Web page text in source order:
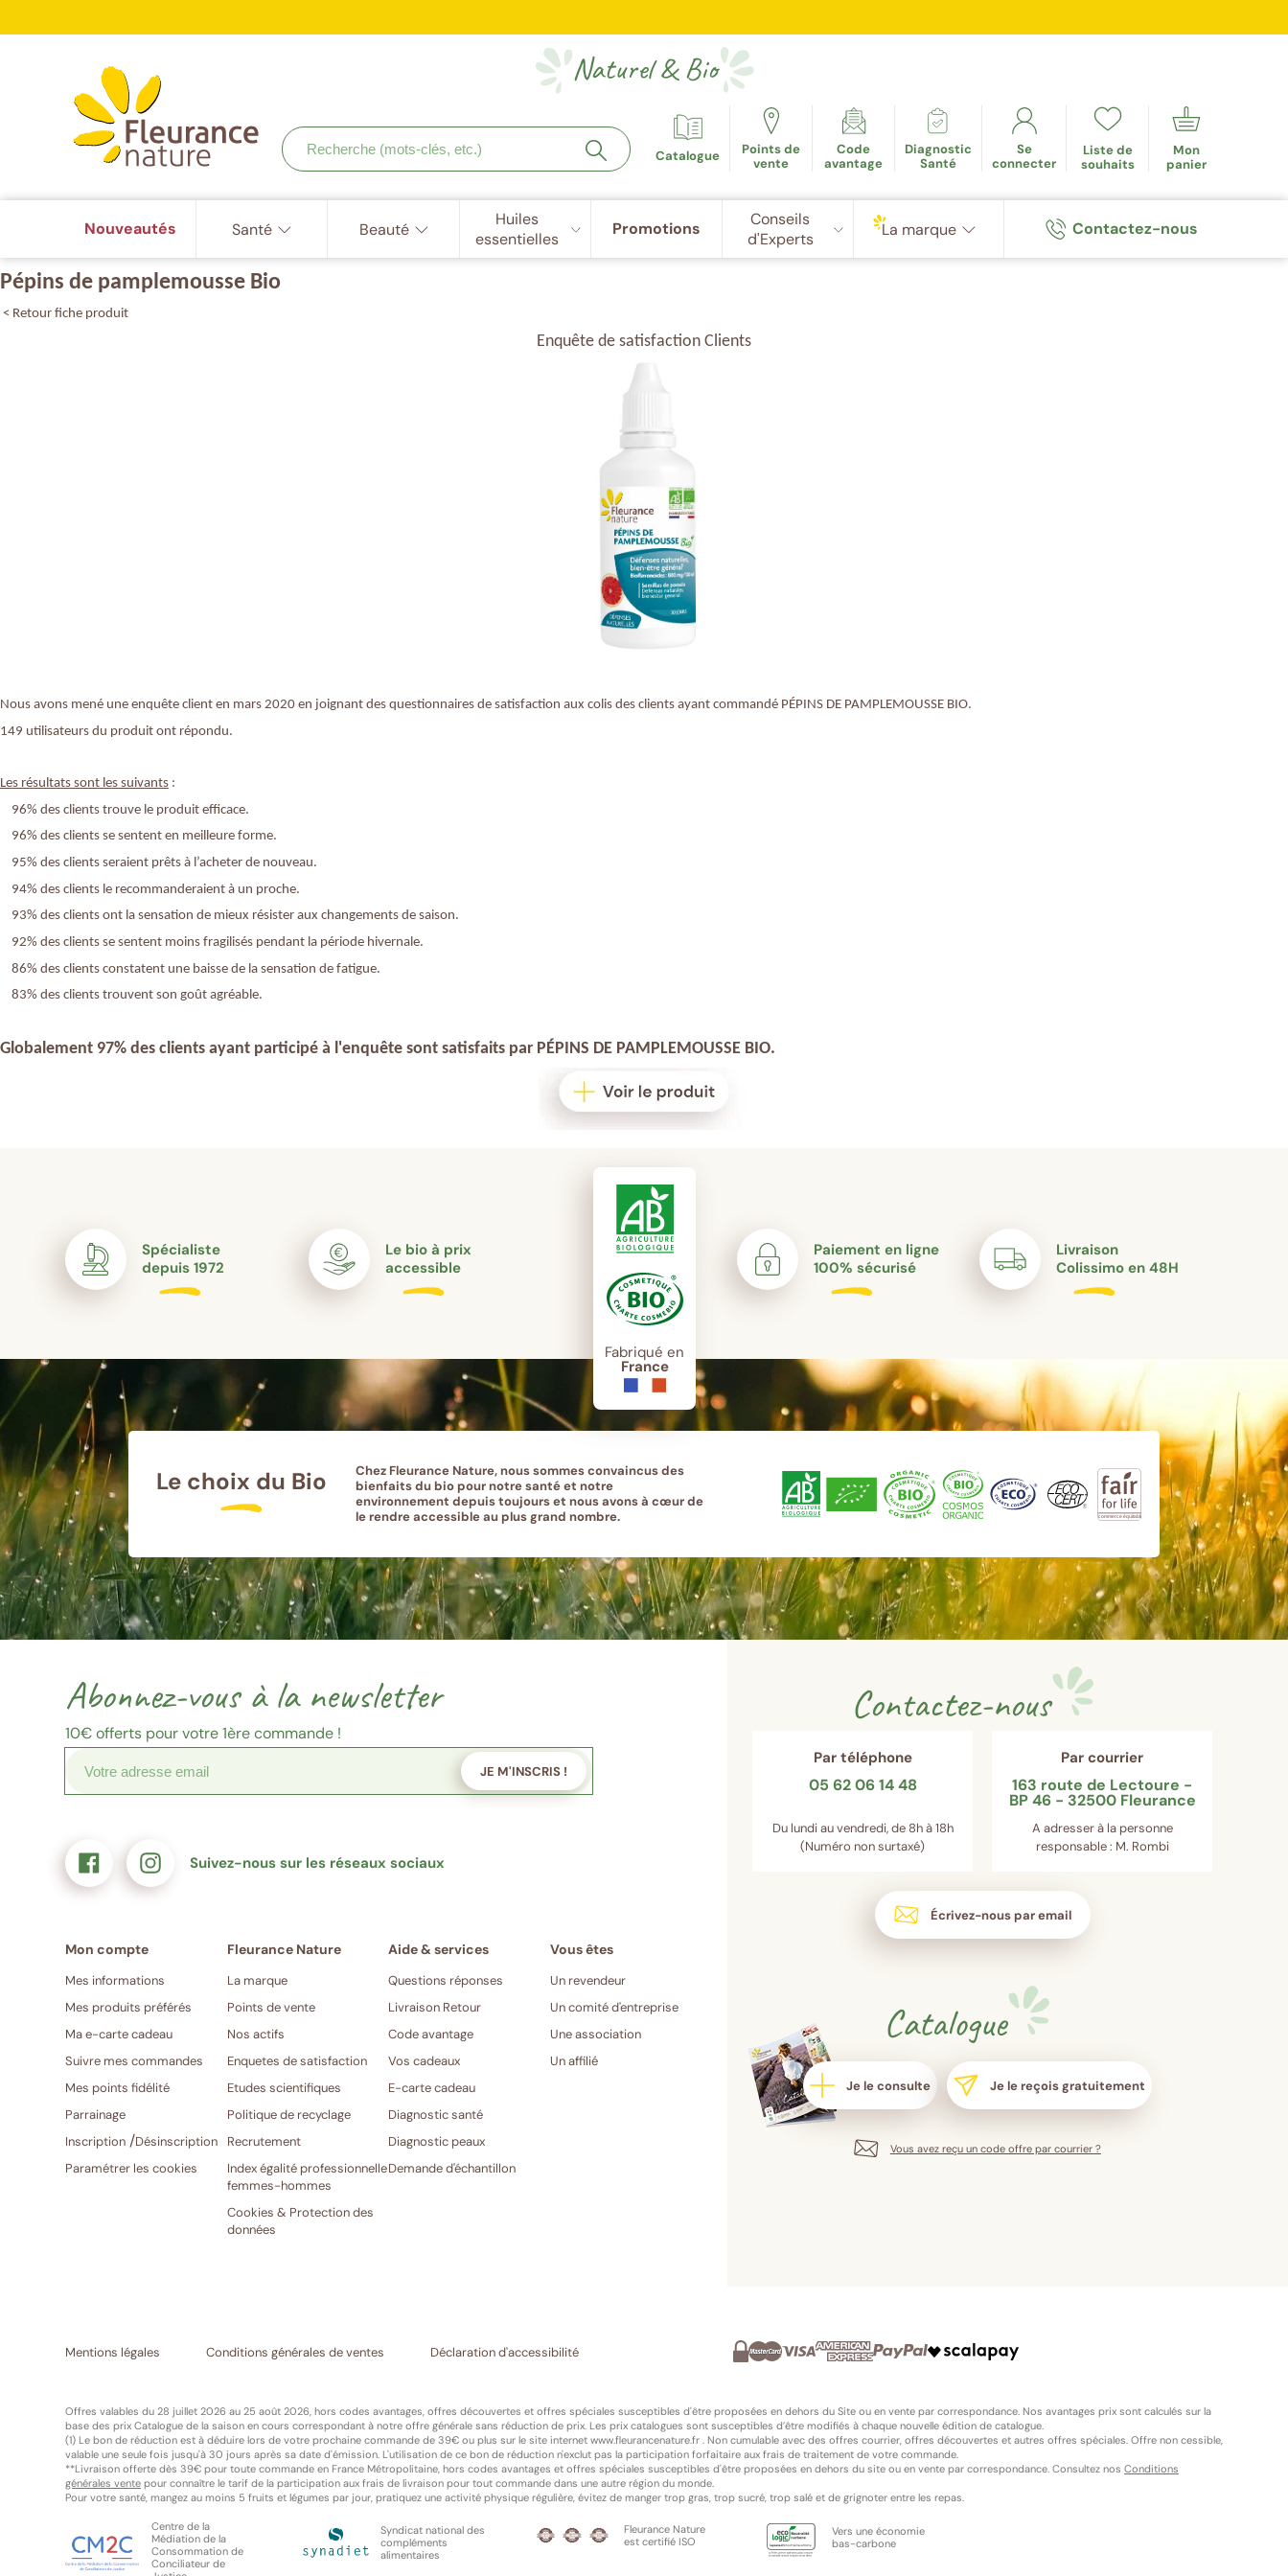
Naturel&Bio
Recherche
(mots-
clés, Catalogue
Points de
vente
Code
avantage
Diagnostic
Santé
Se
connecter
Liste de
souhaits
Mon
panier
Nouveautés Santé Beauté
Huiles
essentielles
Promotions
Conseils
d'Experts
La marque Contactez-nous
Pépins de pamplemousse Bio
< Retour fiche produit
Enquête de satisfaction Clients
Nous avons mené une enquête client en mars 2020 en joignant des questionnaires de satisfaction aux colis des clients ayant commandé PÉPINS DE PAMPLEMOUSSE BIO.
149 utilisateurs du produit ont répondu.
Les résultats sont les suivants :
96% des clients trouve le produit efficace.
96% des clients se sentent en meilleure forme.
95% des clients seraient prêts à l’acheter de nouveau.
94% des clients le recommanderaient à un proche.
93% des clients ont la sensation de mieux résister aux changements de saison.
92% des clients se sentent moins fragilisés pendant la période hivernale.
86% des clients constatent une baisse de la sensation de fatigue.
83% des clients trouvent son goût agréable.
Globalement 97% des clients ayant participé à l'enquête sont satisfaits par P ÉPINS DE PAMPLEMOUSSE BIO.
Fabriqué en
France
Spécialiste
depuis 1972
Le bio à prix
accessible
Paiement en ligne
100% sécurisé
Livraison
Colissimo en 48H
Le choix du Bio
Chez Fleurance Nature, nous sommes convaincus des
bienfaits du bio pour notre santé et notre
environnement depuis toujours et nous avons à cœur de
le rendre accessible au plus grand nombre.
Abonnez-vous à la newsletter
10€offerts pour votre 1ère commande !
exemple@gmail.com)
JE M'INSCRIS !
Suivez-nous sur les réseaux sociaux
Mes informations
Mes produits préférés
Ma e-carte cadeau
Suivre mes commandes
Mes points fidélité
Parrainage
Inscription /Désinscription
Paramétrer les cookies
La marque
Points de vente
Nos actifs
Enquetes de satisfaction
Etudes scientifiques
Politique de recyclage
Recrutement
Index égalité professionnelle
femmes-hommes
Cookies & Protection des
données
Questions réponses
Livraison Retour
Code avantage
Vos cadeaux
E-carte cadeau
Diagnostic santé
Diagnostic peaux
Demande d'échantillon
Un revendeur
Un comité d'entreprise
Une association
Un affilié
Contactez-nous
Par téléphone
05 62 06 14 48
Du lundi au vendredi, de 8h à 18h
(Numéro non surtaxé)
Par courrier
163 route de Lectoure -
BP 46 - 32500 Fleurance
A adresser à la personne
responsable : M. Rombi
Écrivez-nous par email
Catalogue
Je le consulte Je le reçois gratuitement
Vous avez reçu un code offre par courrier ?
Mentions légales Conditions générales de ventes Déclaration d'accessibilité
sécurisé
Express
Offres valables du 28 juillet 2026 au 25 août 2026, hors codes avantages, offres découvertes et offres spéciales susceptibles d'être proposées en dehors du Site ou en vente par correspondance. Nos avantages prix sont calculés sur la
base des prix Catalogue de la saison en cours correspondant à notre offre générale sans réduction de prix. Les prix catalogues sont susceptibles d’être modifiés à chaque nouvelle édition de catalogue.
(1) Le bon de réduction est à déduire lors de votre prochaine commande de 39€ ou plus sur le site internet www.fleurancenature.fr . Non cumulable avec des offres courrier, offres découvertes et autres offres spéciales. Offre non cessible,
valable une seule fois jusqu'à 30 jours après sa date d'émission. L'utilisation de ce bon de réduction n'exclut pas la participation forfaitaire aux frais de traitement de votre commande.
**Livraison offerte dès 39€ pour toute commande en France Métropolitaine, hors codes avantages et offres spéciales susceptibles d'être proposées en dehors du site ou en vente par correspondance. Consultez nos Conditions
générales vente pour connaître le tarif de la participation aux frais de livraison pour tout commande dans une autre région du monde.
Pour votre santé, mangez au moins 5 fruits et légumes par jour, pratiquez une activité physique régulière, évitez de manger trop gras, trop sucré, trop salé et de grignoter entre les repas.
Centre de la
Médiation de la
Consommation de
Conciliateur de
Syndicat national des
compléments
alimentaires
ISO
Fleurance Nature
est certifié ISO
Vers une économie
bas-carbone